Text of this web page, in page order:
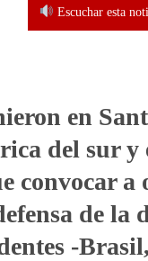
Escuchar esta
en
del sur
convocar a
de la
-